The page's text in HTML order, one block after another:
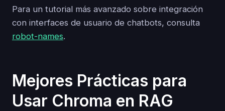
Para un tutorial más avanzado sobre integración
con interfaces de usuario de chatbots, consulta
robot-names.
Mejores Prácticas para
Usar Chroma en RAG